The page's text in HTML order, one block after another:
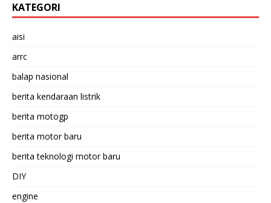
KATEGORI
aisi
arrc
balap nasional
berita kendaraan listrik
berita motogp
berita motor baru
berita teknologi motor baru
DIY
engine